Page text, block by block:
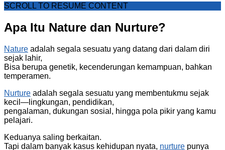
SCROLL TO RESUME CONTENT
Apa Itu Nature dan Nurture?
Nature adalah segala sesuatu yang datang dari dalam diri
sejak lahir,
Bisa berupa genetik, kecenderungan kemampuan, bahkan
temperamen.
Nurture adalah segala sesuatu yang membentukmu sejak
kecil—lingkungan, pendidikan,
pengalaman, dukungan sosial, hingga pola pikir yang kamu
pelajari.
Keduanya saling berkaitan.
Tapi dalam banyak kasus kehidupan nyata, nurture punya